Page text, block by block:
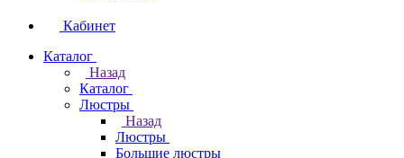
Кабинет
Каталог
Назад
Каталог
Люстры
Назад
Люстры
Большие люстры